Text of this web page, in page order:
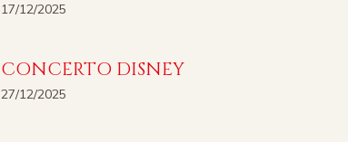
17/12/2025
CONCERTO DISNEY
27/12/2025